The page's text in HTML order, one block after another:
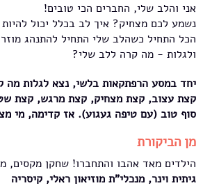
אני והלב שלי, החברים הכי טובים!
נשמע לכם מצחיק? איך לב בכלל יכול
הכל התחיל כשהלב שלי התחיל להתנהג
ולגלות - מה קרה ללב שלי?
יחד במסע הרפתקאות בלשי, נצא לגלות מה
קצת עצוב, קצת מצחיק, קצת מרגש, קצת
סוף טוב (עם טיפה געגוע). אז קדימה, מי
מן הביקורת
הילדים מאד אהבו והתחברו! שחקן מקסים,
גיתית וינר, מנכלי"ת מוזיאון ראלי, קיסריה